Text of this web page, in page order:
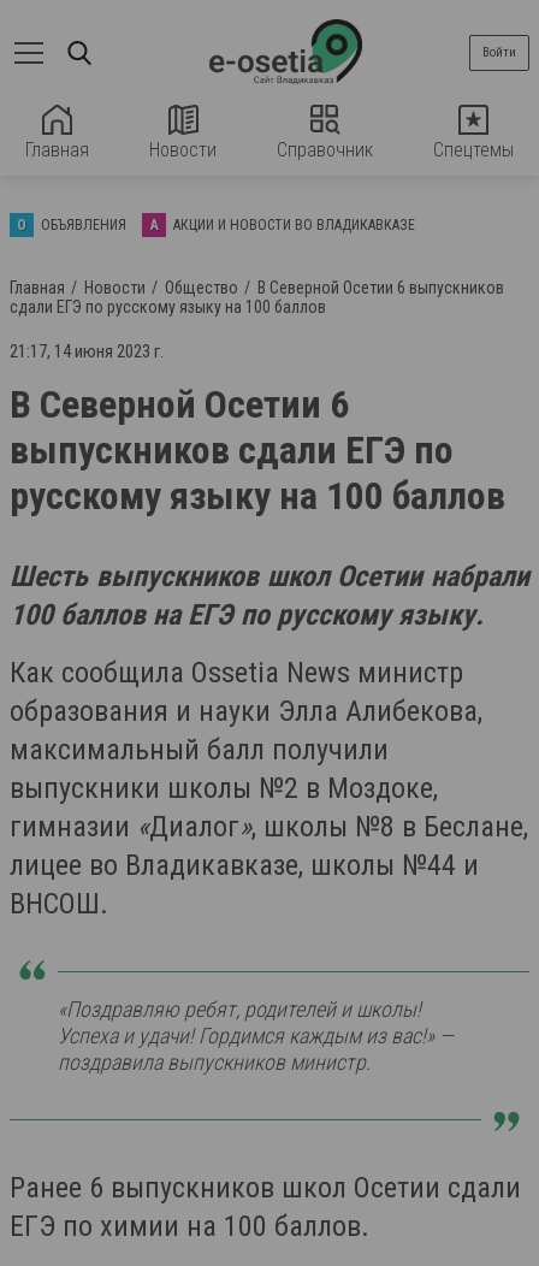
Главная Новости Справочник Спецтемы
Войти
О ОБЪЯВЛЕНИЯ А АКЦИИ И НОВОСТИ ВО ВЛАДИКАВКАЗЕ
Главная Новости Общество
В Северной Осетии 6 выпускников
сдали ЕГЭ по русскому языку на 100 баллов
21:17, 14 июня 2023 г.
В Северной Осетии 6
выпускников сдали ЕГЭ по
русскому языку на 100 баллов
Шесть выпускников школ Осетии набрали
100 баллов на ЕГЭ по русскому языку.
Как сообщила Ossetia News министр
образования и науки Элла Алибекова,
максимальный балл получили
выпускники школы №2 в Моздоке,
гимназии «Диалог», школы №8 в Беслане,
лицее во Владикавказе, школы №44 и
ВНСОШ.
«Поздравляю ребят, родителей и школы!
Успеха и удачи! Гордимся каждым из вас!» —
поздравила выпускников министр.
Ранее 6 выпускников школ Осетии сдали
ЕГЭ по химии на 100 баллов.